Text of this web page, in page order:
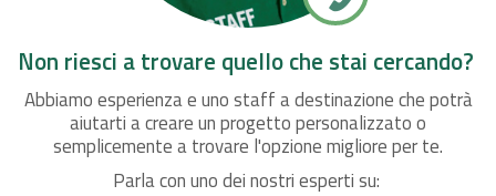
Non riesci a trovare quello che stai cercando?
Abbiamo esperienza e uno staff a destinazione che potrà
aiutarti a creare un progetto personalizzato o
semplicemente a trovare l'opzione migliore per te.
Parla con uno dei nostri esperti su: